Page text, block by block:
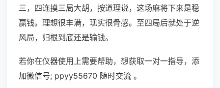
三，四连摸三局大胡，按道理说，这场麻将下来是稳
赢钱。理想很丰满，现实很骨感。至四局后就处于逆
风局，归根到底还是输钱。
若你在仪器使用上需要帮助，想获取一对一指导，添
加微信号; ppyy55670 随时交流 。